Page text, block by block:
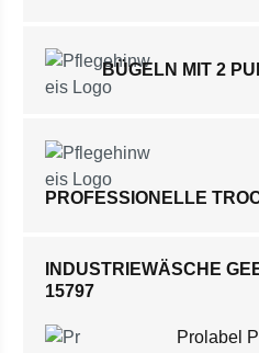
BÜGELN MIT 2
PROFESSIONELLE
INDUSTRIEWÄSCHE
15797
Prolabel